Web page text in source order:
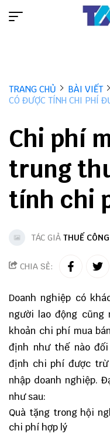
TRANG CHỦ BÀI VIẾT
CÓ ĐƯỢC TÍNH CHI PHÍ
Chi phí
trung
tính chi
TÁC GIẢ THUẾ
CHIA SẺ:
Doanh nghiệp có
người lao động cũng
khoản chi phí mua
định như thế nào
định chi phí được
nhập doanh nghiệp.
như sau:
Quà tặng trong hội
chi phí hợp lý